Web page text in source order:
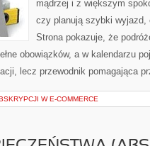
mądrzej i z większym
czy planują szybki wyjazd,
Strona pokazuje, że
obowiązków, a w kalendarzu
lecz przewodnik pomagająca
W E-COMMERCE